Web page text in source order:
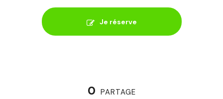
Je réserve
0 PARTAGE